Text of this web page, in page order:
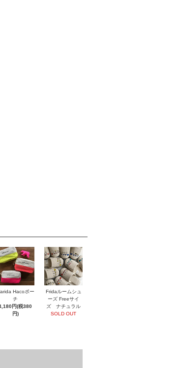
Hacoポー
チ
円(税380
円)
Fridaルームシュ
ーズ Freeサイ
ズ ナチュラル
SOLD OUT